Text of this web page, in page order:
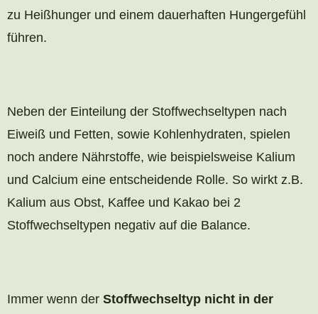
zu Heißhunger und einem dauerhaften Hungergefühl
führen.
Neben der Einteilung der Stoffwechseltypen nach
Eiweiß und Fetten, sowie Kohlenhydraten, spielen
noch andere Nährstoffe, wie beispielsweise Kalium
und Calcium eine entscheidende Rolle. So wirkt z.B.
Kalium aus Obst, Kaffee und Kakao bei 2
Stoffwechseltypen negativ auf die Balance.
Immer wenn der Stoffwechseltyp nicht in der